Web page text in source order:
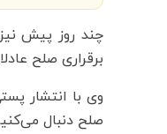
چند روز پیش
برقراری صلح
وی با انتشار
صلح دنبال